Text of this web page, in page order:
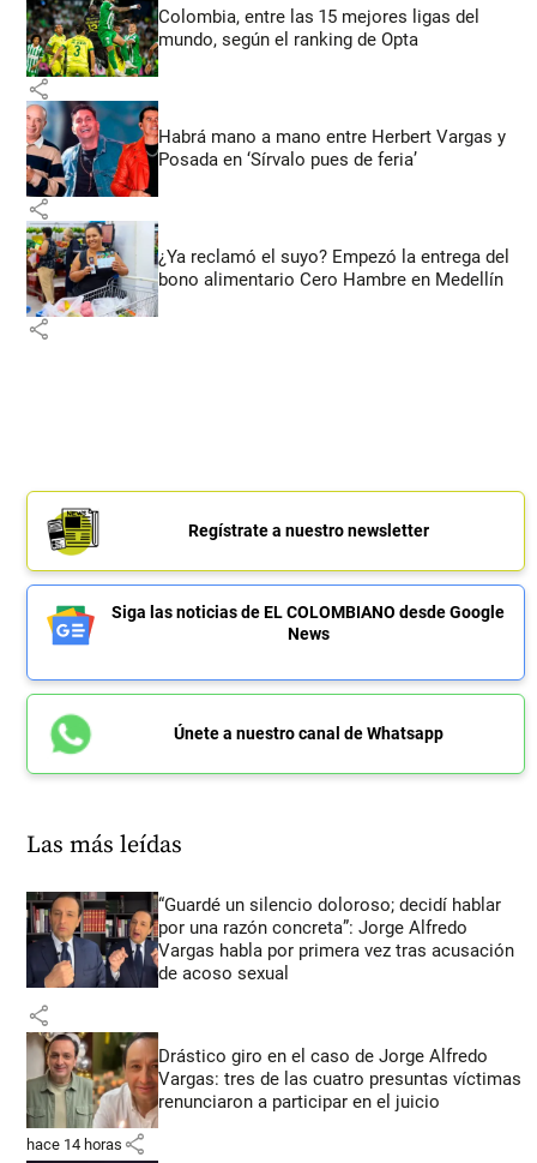
Colombia, entre las 15 mejores ligas del
mundo, según el ranking de Opta
share
Habrá mano a mano entre Herbert Vargas y
Posada en ‘Sírvalo pues de feria’
share
¿Ya reclamó el suyo? Empezó la entrega del
bono alimentario Cero Hambre en Medellín
share
Regístrate a nuestro newsletter
Siga las noticias de EL COLOMBIANO desde Google
News
Únete a nuestro canal de Whatsapp
Las más leídas
“Guardé un silencio doloroso; decidí hablar
por una razón concreta”: Jorge Alfredo
Vargas habla por primera vez tras acusación
de acoso sexual
share
Drástico giro en el caso de Jorge Alfredo
Vargas: tres de las cuatro presuntas víctimas
renunciaron a participar en el juicio
hace 14 horas share